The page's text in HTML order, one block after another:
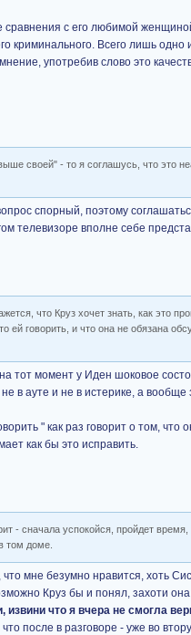
сравнения с его любимой
криминального. Всего лишь
употребив слово это
своей" - то я соглашусь, что это
спорный, поэтому
телевизоре вполне себе
что Круз хочет знать, как это
ей говорить, и что она не обязана
тот момент у Иден шоковое
в ауте и не в истерике, а вообще
" как раз говорит о том, что
как бы это исправить.
- сначала успокойся, пройдет
том доме.
мне безумно нравится, хоть
Круз бы и понял, захоти она
извини что я вчера не смогла
после в разговоре - уже во